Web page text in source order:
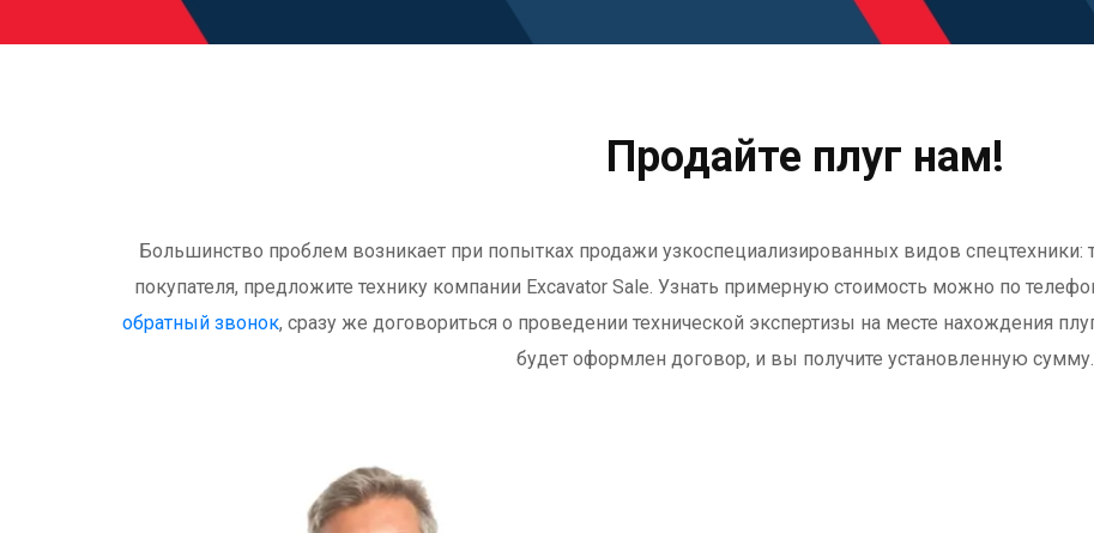
Продайте плуг нам!
Большинство проблем возникает при попытках продажи узкоспециализированных видов спецтехники:
покупателя, предложите технику компании Excavator Sale. Узнать примерную стоимость можно по
обратный звонок, сразу же договориться о проведении технической экспертизы на месте нахождения
будет оформлен договор, и вы получите установленную сумму.